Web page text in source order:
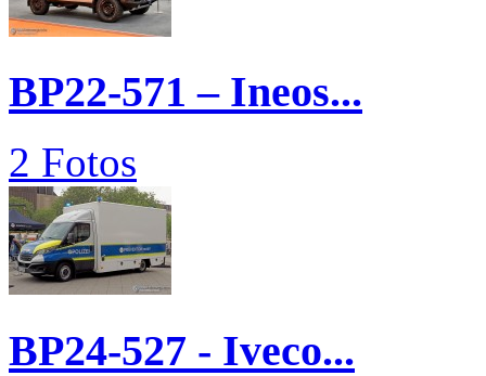
BP22-571 – Ineos...
2 Fotos
BP24-527 - Iveco...